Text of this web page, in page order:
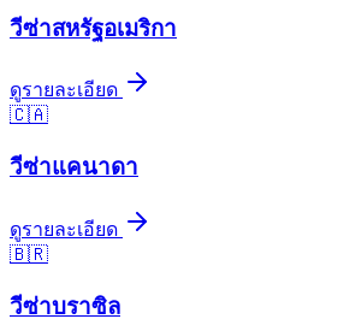
วีซ่าสหรัฐอเมริกา
ดูรายละเอียด
🇨🇦
วีซ่าแคนาดา
ดูรายละเอียด
🇧🇷
วีซ่าบราซิล